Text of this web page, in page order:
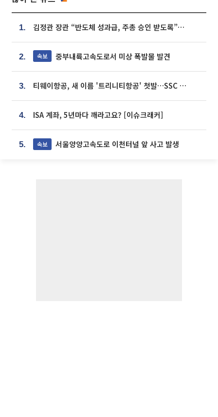
1. 김정관 장관 “반도체 성과급, 주총 승인 받도록”…상법·자본시장법 개정 시사
2. 속보 중부내륙고속도로서 미상 폭발물 발견
3. 티웨이항공, 새 이름 '트리니티항공' 첫발…SSC 전략 본격화
4. ISA 계좌, 5년마다 깨라고요? [이슈크래커]
5. 속보 서울양양고속도로 이천터널 앞 사고 발생